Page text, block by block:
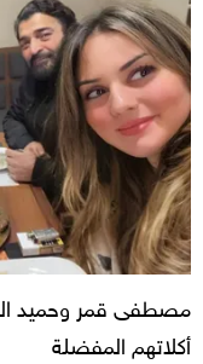
مصطفى قمر وحميد
أكلاتهم المفضلة